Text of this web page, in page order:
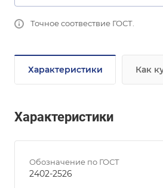
Точное соотвествие ГОСТ.
Характеристики Как
Характеристики
Обозначение по ГОСТ
2402-2526